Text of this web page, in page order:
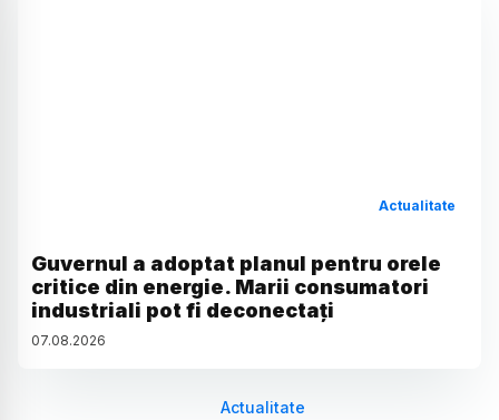
Actualitate
Guvernul a adoptat planul pentru orele
critice din energie. Marii consumatori
industriali pot fi deconectați
07.08.2026
Actualitate